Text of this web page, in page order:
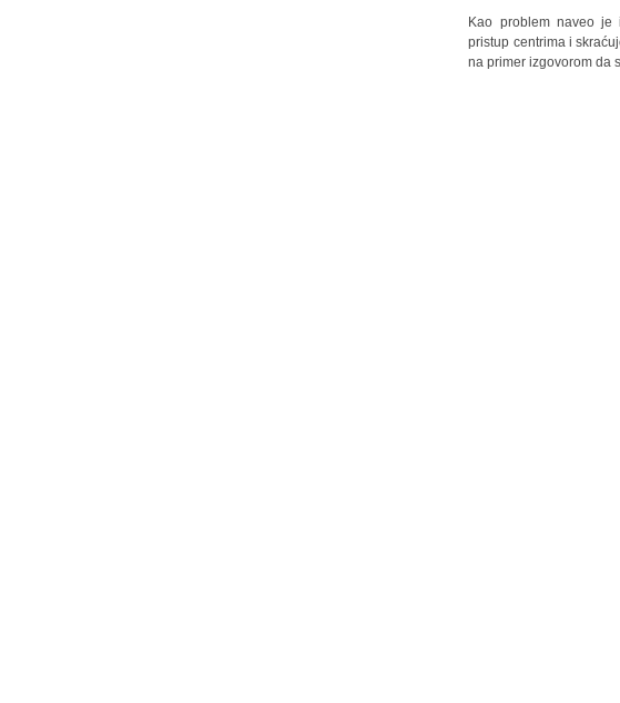
Kao problem naveo je
pristup centrima i
na primer izgovorom da